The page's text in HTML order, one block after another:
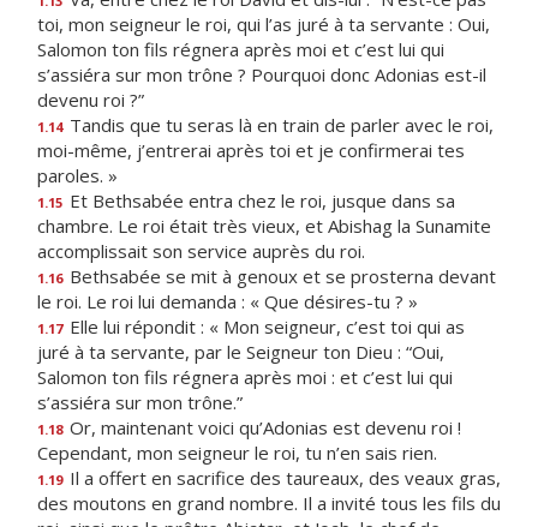
toi, mon seigneur le roi, qui l’as juré à ta servante : Oui,
Salomon ton fils régnera après moi et c’est lui qui
s’assiéra sur mon trône ? Pourquoi donc Adonias est-il
devenu roi ?”
1.14 Tandis que tu seras là en train de parler avec le roi,
moi-même, j’entrerai après toi et je confirmerai tes
paroles. »
1.15 Et Bethsabée entra chez le roi, jusque dans sa
chambre. Le roi était très vieux, et Abishag la Sunamite
accomplissait son service auprès du roi.
1.16 Bethsabée se mit à genoux et se prosterna devant
le roi. Le roi lui demanda : « Que désires-tu ? »
1.17 Elle lui répondit : « Mon seigneur, c’est toi qui as
juré à ta servante, par le Seigneur ton Dieu : “Oui,
Salomon ton fils régnera après moi : et c’est lui qui
s’assiéra sur mon trône.”
1.18 Or, maintenant voici qu’Adonias est devenu roi !
Cependant, mon seigneur le roi, tu n’en sais rien.
1.19 Il a offert en sacrifice des taureaux, des veaux gras,
des moutons en grand nombre. Il a invité tous les fils du